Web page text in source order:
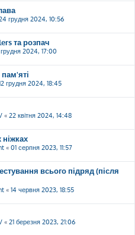
грудня 2024, 10:56
та розпач
грудня 2024, 17:00
грудня 2024, 18:45
« 22 квітня 2024, 14:48
ніжках
« 01 серпня 2023, 11:57
всього підряд (після
« 14 червня 2023, 18:55
« 21 березня 2023, 21:06